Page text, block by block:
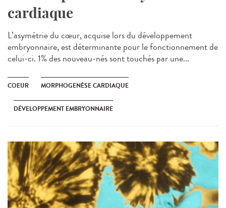
cardiaque
L’asymétrie du cœur, acquise lors du développement
embryonnaire, est déterminante pour le fonctionnement de
celui-ci. 1% des nouveau-nés sont touchés par une...
COEUR MORPHOGENÈSE CARDIAQUE
DÉVELOPPEMENT EMBRYONNAIRE